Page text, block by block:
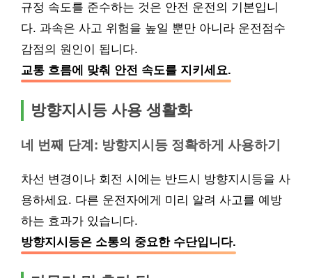
규정 속도를 준수하는 것은 안전 운전의 기본입니
다. 과속은 사고 위험을 높일 뿐만 아니라 운전점수
감점의 원인이 됩니다.
교통 흐름에 맞춰 안전 속도를 지키세요.
방향지시등 사용 생활화
네 번째 단계: 방향지시등 정확하게 사용하기
차선 변경이나 회전 시에는 반드시 방향지시등을 사
용하세요. 다른 운전자에게 미리 알려 사고를 예방
하는 효과가 있습니다.
방향지시등은 소통의 중요한 수단입니다.